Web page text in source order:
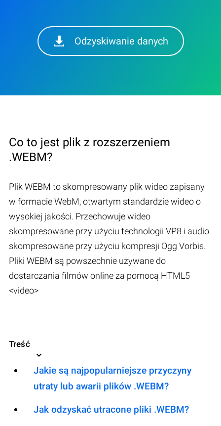
Odzyskiwanie danych
Co to jest plik z rozszerzeniem
.WEBM?
Plik WEBM to skompresowany plik wideo zapisany
w formacie WebM, otwartym standardzie wideo o
wysokiej jakości. Przechowuje wideo
skompresowane przy użyciu technologii VP8 i audio
skompresowane przy użyciu kompresji Ogg Vorbis.
Pliki WEBM są powszechnie używane do
dostarczania filmów online za pomocą HTML5
<video>
Treść
Jakie są najpopularniejsze przyczyny
utraty lub awarii plików .WEBM?
Jak odzyskać utracone pliki .WEBM?